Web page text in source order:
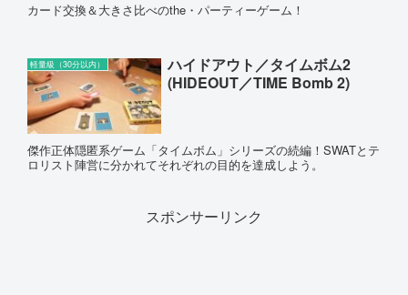
カード交換＆大きさ比べのthe・パーティーゲーム！
軽量級（30分以内）
ハイドアウト／タイムボム2
(HIDEOUT／TIME Bomb 2)
傑作正体隠匿系ゲーム「タイムボム」シリーズの続編！SWATとテ
ロリスト陣営に分かれてそれぞれの目的を達成しよう。
スポンサーリンク